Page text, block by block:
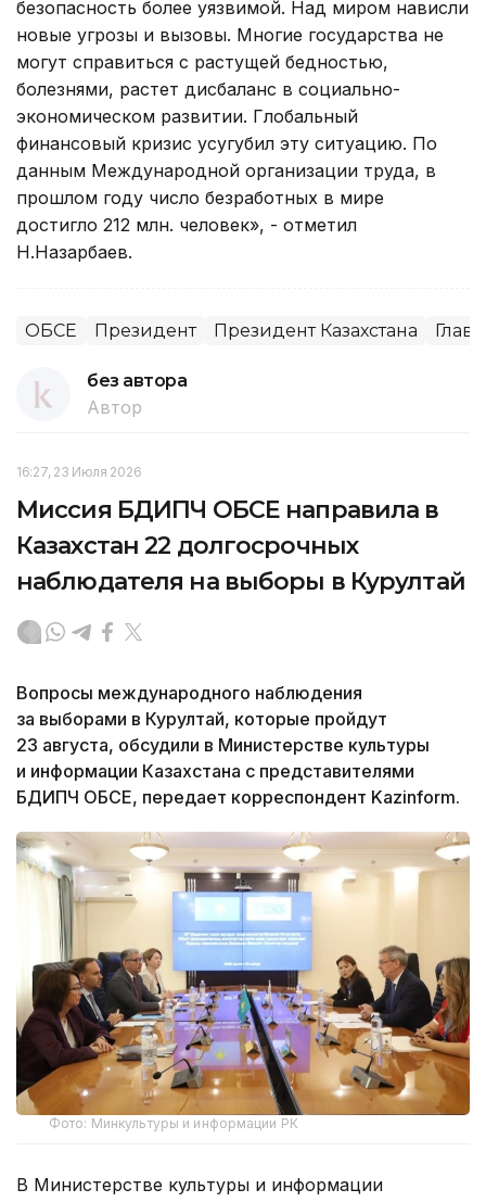
безопасность более уязвимой. Над миром нависли
новые угрозы и вызовы. Многие государства не
могут справиться с растущей бедностью,
болезнями, растет дисбаланс в социально-
экономическом развитии. Глобальный
финансовый кризис усугубил эту ситуацию. По
данным Международной организации труда, в
прошлом году число безработных в мире
достигло 212 млн. человек», - отметил
Н.Назарбаев.
ОБСЕ Президент Президент Казахстана
без автора
Автор
16:27, 23 Июля 2026
Миссия БДИПЧ ОБСЕ направила в
Казахстан 22 долгосрочных
наблюдателя на выборы в Курултай
Вопросы международного наблюдения
за выборами в Курултай, которые пройдут
23 августа, обсудили в Министерстве культуры
и информации Казахстана с представителями
БДИПЧ ОБСЕ, передает корреспондент Kazinform.
Фото: Минкультуры и информации РК
В Министерстве культуры и информации